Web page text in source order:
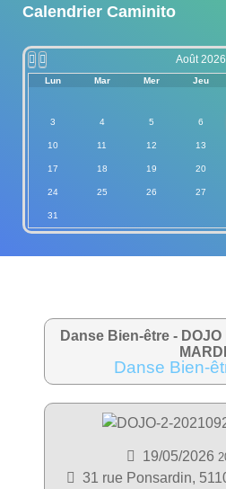
Calendrier Caminito
Août 2026
Lun Mar Mer Jeu
3 4 5 6
10 11 12 13
17 18 19 20
24 25 26 27
31
Danse Bien-être -
MARDI
Danse Bien-
19/05/2026
31 rue Ponsardin,